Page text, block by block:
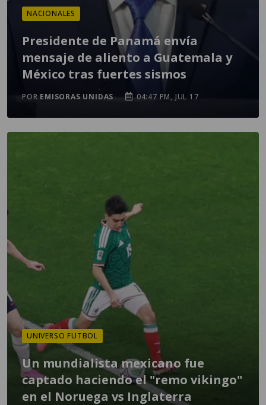
NACIONALES
Presidente de Panamá envía
mensaje de aliento a Guatemala y
México tras fuertes sismos
POR EMISORAS UNIDAS 04:47 PM, JUL 17
UNIVERSO FUTBOL
Un mundialista mexicano fue
captado haciendo el "remo vikingo"
en el Noruega vs Inglaterra